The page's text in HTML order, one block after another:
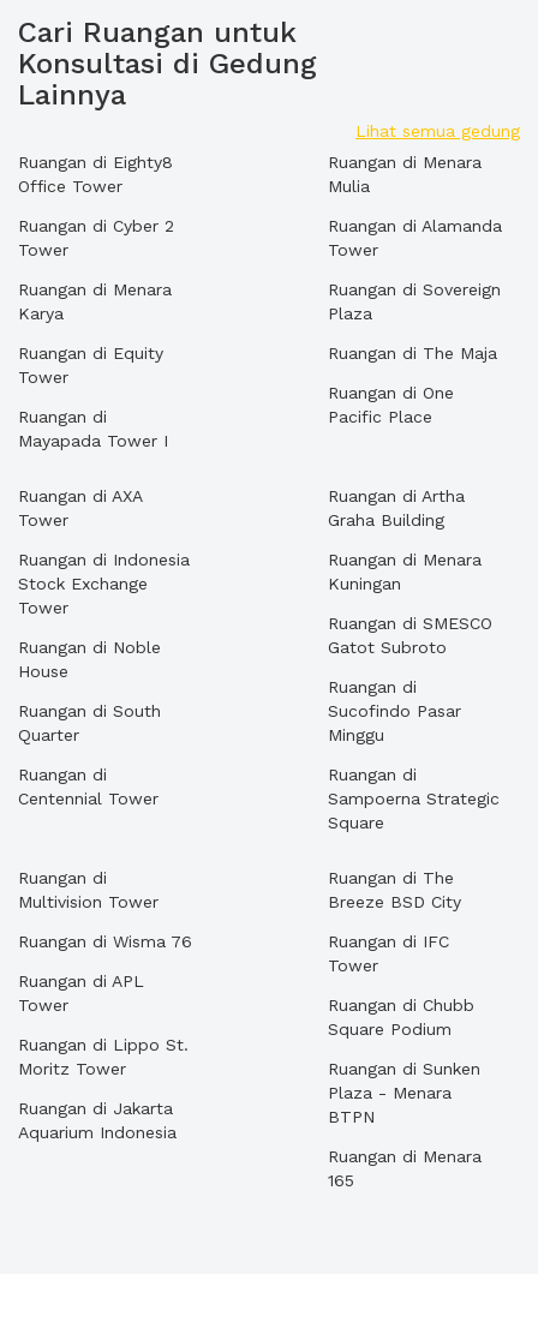
Cari Ruangan untuk
Konsultasi di Gedung
Lainnya
Lihat semua gedung
Ruangan di Eighty8
Office Tower
Ruangan di Cyber 2
Tower
Ruangan di Menara
Karya
Ruangan di Equity
Tower
Ruangan di
Mayapada Tower I
Ruangan di Menara
Mulia
Ruangan di Alamanda
Tower
Ruangan di Sovereign
Plaza
Ruangan di The Maja
Ruangan di One
Pacific Place
Ruangan di AXA
Tower
Ruangan di Indonesia
Stock Exchange
Tower
Ruangan di Noble
House
Ruangan di South
Quarter
Ruangan di
Centennial Tower
Ruangan di Artha
Graha Building
Ruangan di Menara
Kuningan
Ruangan di SMESCO
Gatot Subroto
Ruangan di
Sucofindo Pasar
Minggu
Ruangan di
Sampoerna Strategic
Square
Ruangan di
Multivision Tower
Ruangan di Wisma 76
Ruangan di APL
Tower
Ruangan di Lippo St.
Moritz Tower
Ruangan di Jakarta
Aquarium Indonesia
Ruangan di The
Breeze BSD City
Ruangan di IFC
Tower
Ruangan di Chubb
Square Podium
Ruangan di Sunken
Plaza - Menara
BTPN
Ruangan di Menara
165